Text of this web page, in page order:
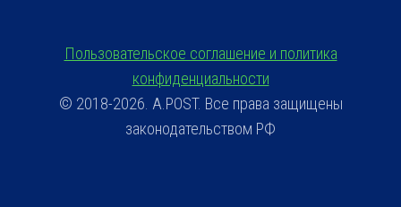
Пользовательское соглашение и политика
конфиденциальности
© 2018-2026. A.POST. Все права защищены
законодательством РФ